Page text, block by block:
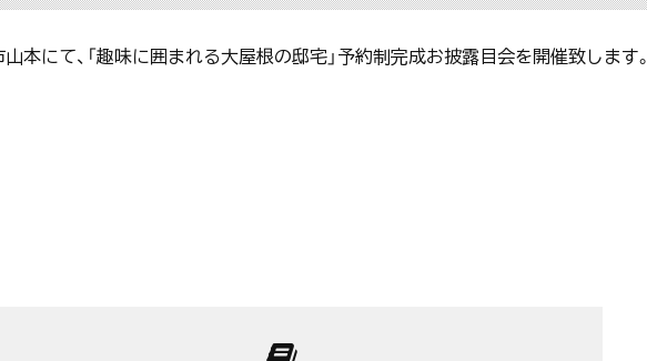
山本にて、「趣味に囲まれる大屋根の邸宅」予約制完成お披露目会を開催致します。